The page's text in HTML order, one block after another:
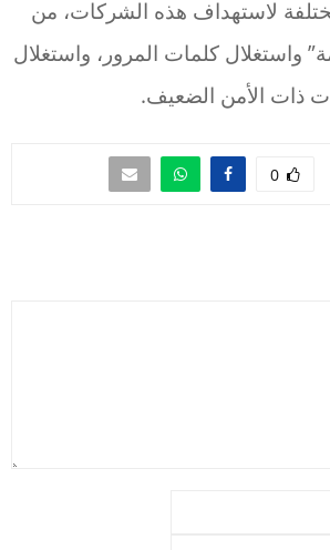
لاستهداف هذه الشركات، من
واستغلال كلمات المرور، واستغلال
ذات الأمن الضعيف.
0